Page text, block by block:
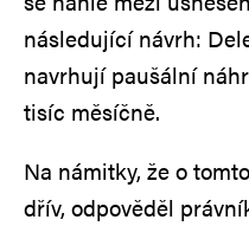
následující návrh:
navrhují paušální
tisíc měsíčně.
Na námitky, že o
dřív, odpověděl